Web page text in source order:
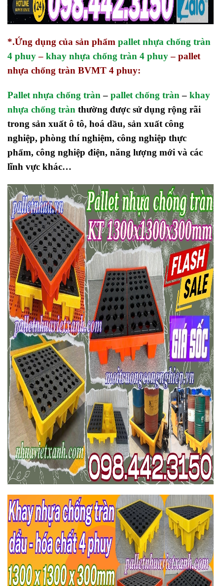
*.Ứng dụng của sản phẩm pallet nhựa chống tràn
4 phuy– khay nhựa chống tràn 4 phuy– pallet
nhựa chống tràn BVMT 4 phuy:
Pallet nhựa chống tràn – pallet chống tràn – khay
nhựa chống tràn thường được sử dụng rộng rãi
trong sản xuất ô tô, hoá dầu, sản xuất công
nghiệp, phòng thí nghiệm, công nghiệp thực
phẩm, công nghiệp điện, năng lượng mới và các
lĩnh vực khác…